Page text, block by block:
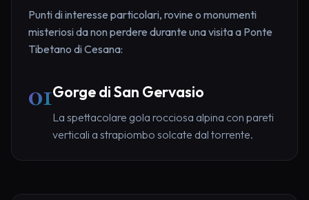
Punti di interesse particolari, rovine o monumenti
misteriosi da non perdere durante una visita a Ponte
Tibetano di Cesana:
01Gorge di San Gervasio
La spettacolare gola rocciosa alpina con pareti
verticali a strapiombo solcate dal torrente.